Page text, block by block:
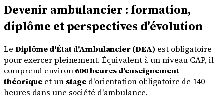
Devenir ambulancier : formation,
diplôme et perspectives d'évolution
Le Diplôme d'État d'Ambulancier (DEA) est obligatoire
pour exercer pleinement. Équivalent à un niveau CAP, il
comprend environ 600 heures d'enseignement
théorique et un stage d'orientation obligatoire de 140
heures dans une société d'ambulance.